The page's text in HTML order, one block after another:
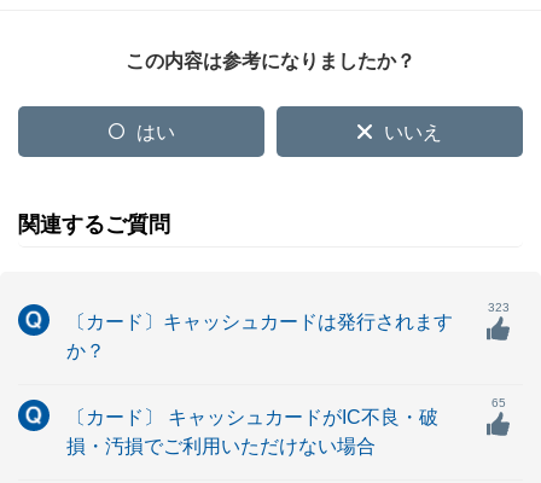
この内容は参考になりましたか？
はい いいえ
関連するご質問
〔カード〕キャッシュカードは発行されます
か？
323
〔カード〕 キャッシュカードがIC不良・破
損・汚損でご利用いただけない場合
65